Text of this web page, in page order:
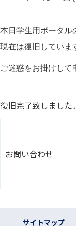
本日学生用ポータル
現在は復旧していま
ご迷惑をお掛けして
復旧完了致しました
お問い合わせ
フッター
サイトマップ